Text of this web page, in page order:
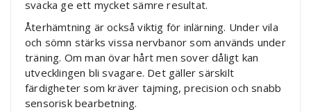
svacka ge ett mycket sämre resultat.
Återhämtning är också viktig för inlärning. Under vila
och sömn stärks vissa nervbanor som används under
träning. Om man övar hårt men sover dåligt kan
utvecklingen bli svagare. Det gäller särskilt
färdigheter som kräver tajming, precision och snabb
sensorisk bearbetning.